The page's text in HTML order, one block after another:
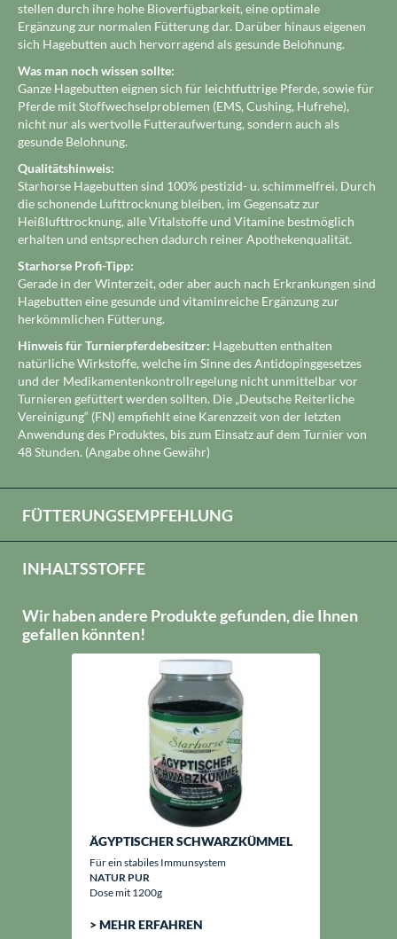
stellen durch ihre hohe Bioverfügbarkeit, eine optimale
Ergänzung zur normalen Fütterung dar. Darüber hinaus eigenen
sich Hagebutten auch hervorragend als gesunde Belohnung.
Was man noch wissen sollte:
Ganze Hagebutten eignen sich für leichtfuttrige Pferde, sowie für
Pferde mit Stoffwechselproblemen (EMS, Cushing, Hufrehe),
nicht nur als wertvolle Futteraufwertung, sondern auch als
gesunde Belohnung.
Qualitätshinweis:
Starhorse Hagebutten sind 100% pestizid- u. schimmelfrei. Durch
die schonende Lufttrocknung bleiben, im Gegensatz zur
Heißlufttrocknung, alle Vitalstoffe und Vitamine bestmöglich
erhalten und entsprechen dadurch reiner Apothekenqualität.
Starhorse Profi-Tipp:
Gerade in der Winterzeit, oder aber auch nach Erkrankungen sind
Hagebutten eine gesunde und vitaminreiche Ergänzung zur
herkömmlichen Fütterung.
Hinweis für Turnierpferdebesitzer: Hagebutten enthalten
natürliche Wirkstoffe, welche im Sinne des Antidopinggesetzes
und der Medikamentenkontrollregelung nicht unmittelbar vor
Turnieren gefüttert werden sollten. Die „Deutsche Reiterliche
Vereinigung“ (FN) empfiehlt eine Karenzzeit von der letzten
Anwendung des Produktes, bis zum Einsatz auf dem Turnier von
48 Stunden. (Angabe ohne Gewähr)
FÜTTERUNGSEMPFEHLUNG
INHALTSSTOFFE
Wir haben andere Produkte gefunden, die Ihnen
gefallen könnten!
ÄGYPTISCHER SCHWARZKÜMMEL
Für ein stabiles Immunsystem
NATUR PUR
Dose mit 1200g
> MEHR ERFAHREN